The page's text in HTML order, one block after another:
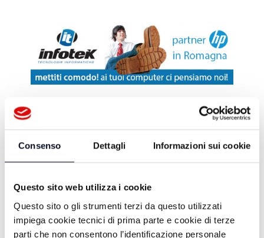
Consenso Dettagli Informazioni sui cookie
Questo sito web utilizza i cookie
Questo sito o gli strumenti terzi da questo utilizzati
impiega cookie tecnici di prima parte e cookie di terze
parti che non consentono l’identificazione personale